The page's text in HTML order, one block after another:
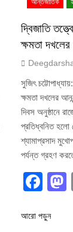
দ্বিজাতি
ক্ষমতা
সুজিৎ
ক্ষমতা দখলের
দিবস অনুষ্ঠানে
প্রতিধ্বনিত হলো
শ্যামাপ্রসাদ
পর্যন্ত গ্রহণ
আরো পড়ুন